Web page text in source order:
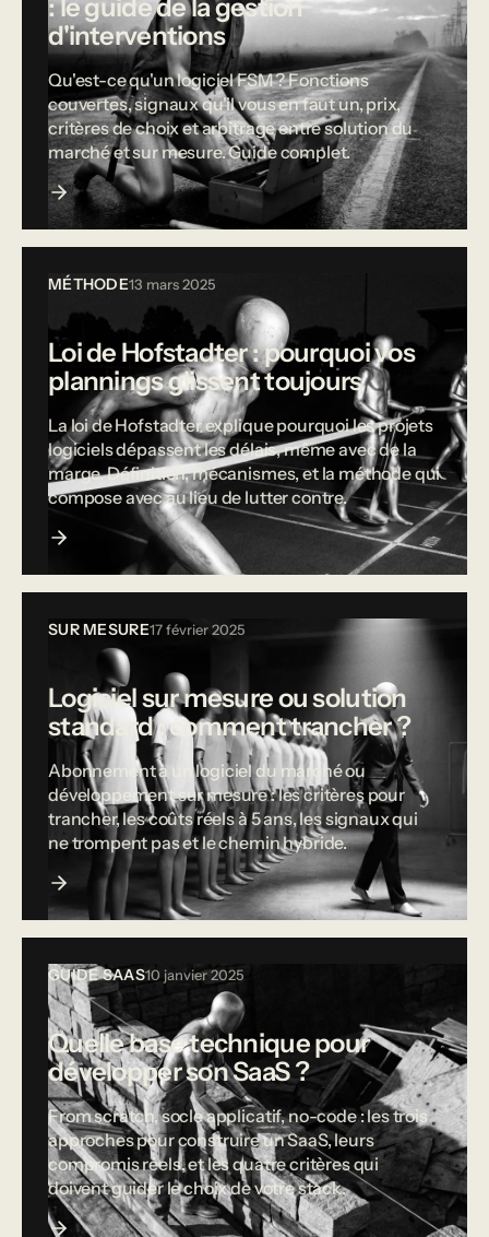
: le guide de la gestion
d'interventions
Qu'est-ce qu'un logiciel FSM ? Fonctions
couvertes, signaux qu'il vous en faut un, prix,
critères de choix et arbitrage entre solution du
marché et sur mesure. Guide complet.
MÉTHODE13 mars 2025
Loi de Hofstadter : pourquoi vos
plannings glissent toujours
La loi de Hofstadter explique pourquoi les projets
logiciels dépassent les délais, même avec de la
marge. Définition, mécanismes, et la méthode qui
compose avec au lieu de lutter contre.
SUR MESURE17 février 2025
Logiciel sur mesure ou solution
standard : comment trancher ?
Abonnement à un logiciel du marché ou
développement sur mesure : les critères pour
trancher, les coûts réels à 5 ans, les signaux qui
ne trompent pas et le chemin hybride.
GUIDE SAAS10 janvier 2025
Quelle base technique pour
développer son SaaS ?
From scratch, socle applicatif, no-code : les trois
approches pour construire un SaaS, leurs
compromis réels, et les quatre critères qui
doivent guider le choix de votre stack.